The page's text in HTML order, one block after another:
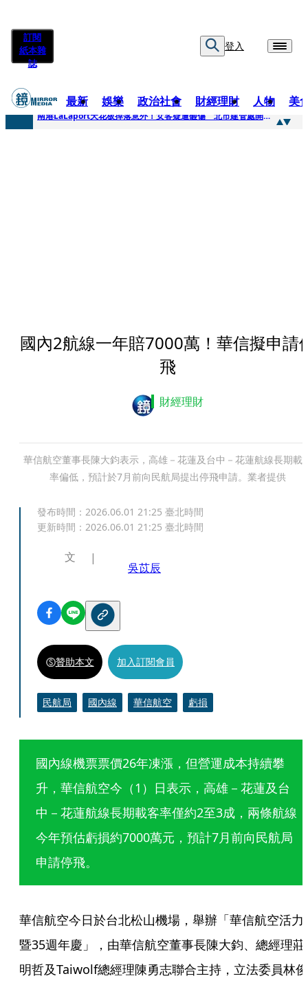
訂閱
紙本雜
誌
登入
最新 娛樂 政治社會 財經理財 人物 美
快訊
南港LaLaport天花板掉落意外！女客疑遭砸傷 北市建管處開罰30萬
國內2航線一年賠7000萬！華信擬申請
飛
財經理財
華信航空董事長陳大鈞表示，高雄－花蓮及台中－花蓮航線長期載
率偏低，預計於7月前向民航局提出停飛申請。業者提供
發布時間： 2026.06.01 21:25 臺北時間
更新時間： 2026.06.01 21:25 臺北時間
文
吳苡辰
贊助本文 加入訂閱會員
民航局 國內線 華信航空 虧損
國內線機票票價26年凍漲，但營運成本持續攀
升，華信航空今（1）日表示，高雄－花蓮及台
中－花蓮航線長期載客率僅約2至3成，兩條航線
今年預估虧損約7000萬元，預計7月前向民航局
申請停飛。
華信航空今日於台北松山機場，舉辦「華信航空活力
暨35週年慶」，由華信航空董事長陳大鈞、總經理莊
明哲及Taiwolf總經理陳勇志聯合主持，立法委員林俊